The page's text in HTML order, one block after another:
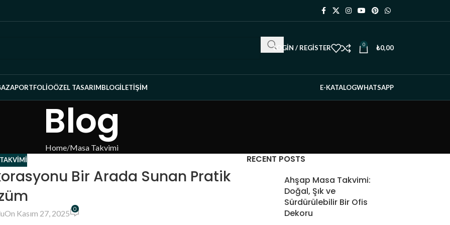
LOGIN / REGISTER 0 ₺0,00
PORTFOLIOÖZEL TASARIMBLOGİLETIŞIM E-KATALOGWHATSAPP
Blog
Home Masa Takvimi
Bir Arada Sunan Pratik
On Kasım 27, 2025 0
RECENT POSTS
Ahşap Masa Takvimi:
Doğal, Şık ve
Sürdürülebilir Bir Ofis
Dekoru